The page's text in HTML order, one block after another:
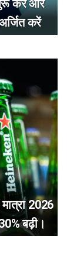
करें और
करें
2026
बढ़ी।